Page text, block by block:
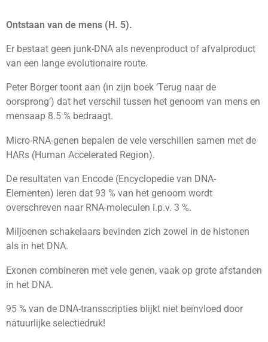
Ontstaan van de mens (H. 5).
Er bestaat geen junk-DNA als nevenproduct of afvalproduct
van een lange evolutionaire route.
Peter Borger toont aan (in zijn boek ‘Terug naar de
oorsprong’) dat het verschil tussen het genoom van mens en
mensaap 8.5 % bedraagt.
Micro-RNA-genen bepalen de vele verschillen samen met de
HARs (Human Accelerated Region).
De resultaten van Encode (Encyclopedie van DNA-
Elementen) leren dat 93 % van het genoom wordt
overschreven naar RNA-moleculen i.p.v. 3 %.
Miljoenen schakelaars bevinden zich zowel in de histonen
als in het DNA.
Exonen combineren met vele genen, vaak op grote afstanden
in het DNA.
95 % van de DNA-transscripties blijkt niet beïnvloed door
natuurlijke selectiedruk!